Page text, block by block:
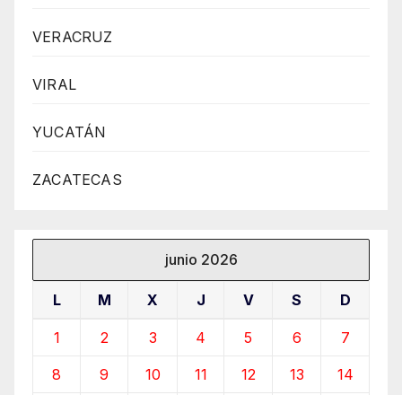
VERACRUZ
VIRAL
YUCATÁN
ZACATECAS
junio 2026
L M X J V S D
1 2 3 4 5 6 7
8 9 10 11 12 13 14